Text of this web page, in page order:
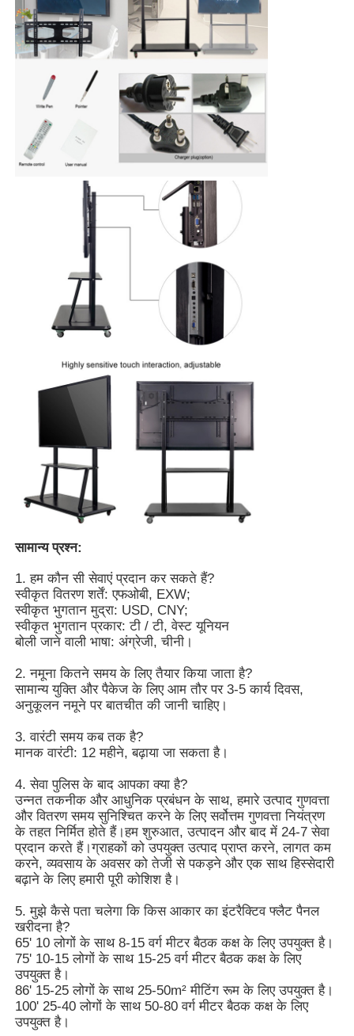
स्मार्ट नैनो ब्लैकबोर्ड
मीटिंग रूम इंटरएक्टिव डिस्प्ले
डिजिटल इंटरएक्टिव स्मार्ट बोर्ड
लंबवत डिजिटल साइनेज
फ्लोर स्टैंडिंग इंटरएक्टिव कियोस्क
इंटरैक्टिव फ्लैट पैनल
आईआर इंटरएक्टिव व्हाइटबोर्ड
बुद्धिमान ब्लैकबोर्ड
सम्मेलन इंटरएक्टिव फ्लैट पैनल
सामान्य प्रश्न:
1. हम कौन सी सेवाएं प्रदान कर सकते हैं?
स्वीकृत वितरण शर्तें: एफओबी, EXW;
स्वीकृत भुगतान मुद्रा: USD, CNY;
स्वीकृत भुगतान प्रकार: टी / टी, वेस्ट यूनियन
बोली जाने वाली भाषा: अंग्रेजी, चीनी।
2. नमूना कितने समय के लिए तैयार किया जाता है?
सामान्य युक्ति और पैकेज के लिए आम तौर पर 3-5 कार्य दिवस,
अनुकूलन नमूने पर बातचीत की जानी चाहिए।
3. वारंटी समय कब तक है?
मानक वारंटी: 12 महीने, बढ़ाया जा सकता है।
4. सेवा पुलिस के बाद आपका क्या है?
उन्नत तकनीक और आधुनिक प्रबंधन के साथ, हमारे उत्पाद गुणवत्ता
और वितरण समय सुनिश्चित करने के लिए सर्वोत्तम गुणवत्ता नियंत्रण
के तहत निर्मित होते हैं।हम शुरुआत, उत्पादन और बाद में 24-7 सेवा
प्रदान करते हैं।ग्राहकों को उपयुक्त उत्पाद प्राप्त करने, लागत कम
करने, व्यवसाय के अवसर को तेजी से पकड़ने और एक साथ हिस्सेदारी
बढ़ाने के लिए हमारी पूरी कोशिश है।
5. मुझे कैसे पता चलेगा कि किस आकार का इंटरैक्टिव फ्लैट पैनल
खरीदना है?
65' 10 लोगों के साथ 8-15 वर्ग मीटर बैठक कक्ष के लिए उपयुक्त है।
75' 10-15 लोगों के साथ 15-25 वर्ग मीटर बैठक कक्ष के लिए
उपयुक्त है।
86' 15-25 लोगों के साथ 25-50m² मीटिंग रूम के लिए उपयुक्त है।
100' 25-40 लोगों के साथ 50-80 वर्ग मीटर बैठक कक्ष के लिए
उपयुक्त है।